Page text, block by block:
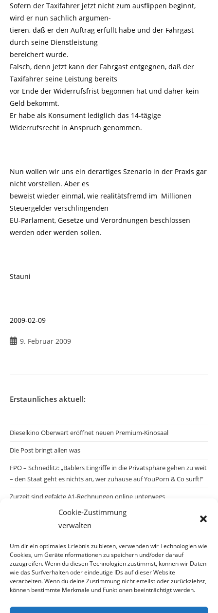
Cookie-Zustimmung
verwalten
Um dir ein optimales Erlebnis zu bieten, verwenden wir Technologien wie
Cookies, um Geräteinformationen zu speichern und/oder darauf
zuzugreifen. Wenn du diesen Technologien zustimmst, können wir Daten
wie das Surfverhalten oder eindeutige IDs auf dieser Website
verarbeiten. Wenn du deine Zustimmung nicht erteilst oder zurückziehst,
können bestimmte Merkmale und Funktionen beeinträchtigt werden.
Sofern der Taxifahrer jetzt nicht zum ausflippen beginnt,
wird er nun sachlich argumen-
tieren, daß er den Auftrag erfüllt habe und der Fahrgast
durch seine Dienstleistung
bereichert wurde.
Falsch, denn jetzt kann der Fahrgast entgegnen, daß der
Taxifahrer seine Leistung bereits
vor Ende der Widerrufsfrist begonnen hat und daher kein
Geld bekommt.
Er habe als Konsument lediglich das 14-tägige
Widerrufsrecht in Anspruch genommen.
Nun wollen wir uns ein derartiges Szenario in der Praxis gar
nicht vorstellen. Aber es
beweist wieder einmal, wie realitätsfremd im Millionen
Steuergelder verschlingenden
EU-Parlament, Gesetze und Verordnungen beschlossen
werden oder werden sollen.
Stauni
2009-02-09
Beitrag
9. Februar 2009
Erstaunliches aktuell:
Dieselkino Oberwart eröffnet neuen Premium-Kinosaal
Die Post bringt allen was
FPÖ – Schnedlitz: „Bablers Eingriffe in die Privatsphäre gehen zu weit
– den Staat geht es nichts an, wer zuhause auf YouPorn & Co surft!“
Zurzeit sind gefakte A1-Rechnungen online unterwegs
Salzburgs Juden und ihre Sicherheit: „Erst nach einem Anschlag wäre
die Gefahr endlich konkret!“
Biologisches Wunder in Ceuta
Ein vermeintliches Abschiebemärchen
Archiv